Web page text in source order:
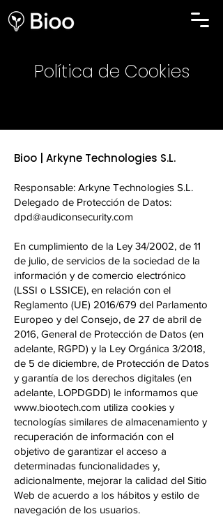
Política de Cookies
Bioo | Arkyne Technologies S.L.
Responsable: Arkyne Technologies S.L.
Delegado de Protección de Datos:
dpd@audiconsecurity.com
En cumplimiento de la Ley 34/2002, de 11
de julio, de servicios de la sociedad de la
información y de comercio electrónico
(LSSI o LSSICE), en relación con el
Reglamento (UE) 2016/679 del Parlamento
Europeo y del Consejo, de 27 de abril de
2016, General de Protección de Datos (en
adelante, RGPD) y la Ley Orgánica 3/2018,
de 5 de diciembre, de Protección de Datos
y garantía de los derechos digitales (en
adelante, LOPDGDD) le informamos que
www.biootech.com utiliza cookies y
tecnologías similares de almacenamiento y
recuperación de información con el
objetivo de garantizar el acceso a
determinadas funcionalidades y,
adicionalmente, mejorar la calidad del Sitio
Web de acuerdo a los hábitos y estilo de
navegación de los usuarios.